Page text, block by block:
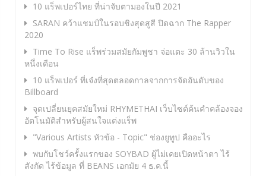
10 แร็พเปอร์ไทย ที่น่าจับตามองในปี 2021
SARAN คว้าแชมป์ในรอบชิงสุดสูสี ปิดฉาก The Rapper
2020
Time To Rise แร็พร่วมสมัยกัมพูชา จ่อแตะ 30 ล้านวิวใน
หนึ่งเดือน
10 แร็พเปอร์ ที่เจ๋งที่สุดตลอดกาลจากการจัดอันดับของ
Billboard
จุดเปลี่ยนยุคสมัยใหม่ RHYMETHAI เว็บไซต์ค้นคำคล้องจอง
อัตโนมัติสำหรับผู้สนใจแต่งแร็พ
"Various Artists หัวข้อ - Topic" ช่องยูทูป คืออะไร
พบกับโชว์ครั้งแรกของ SOYBAD ผู้ไม่เคยเปิดหน้าตา ไร้
สังกัด ไร้ข้อมูล ที่ BEANS เอกมัย 4 ธ.ค.นี้